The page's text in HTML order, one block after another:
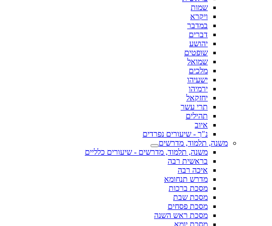
שמות
ויקרא
במדבר
דברים
יהושע
שופטים
שמואל
מלכים
ישעיהו
ירמיהו
יחזקאל
תרי עשר
תהילים
איוב
נ"ך - שיעורים נפרדים
משנה, תלמוד, מדרשים
משנה, תלמוד, מדרשים - שיעורים כלליים
בראשית רבה
איכה רבה
מדרש תנחומא
מסכת ברכות
מסכת שבת
מסכת פסחים
מסכת ראש השנה
מסכת יומא